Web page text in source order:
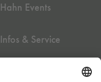
Hahn Events
Infos & Service